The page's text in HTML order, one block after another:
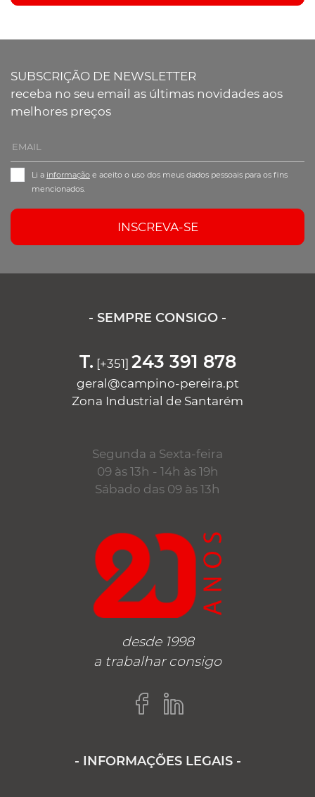
SUBSCRIÇÃO DE NEWSLETTER
receba no seu email as últimas novidades aos
melhores preços
Li a informação e aceito o uso dos meus dados pessoais para os fins
mencionados.
INSCREVA-SE
- SEMPRE CONSIGO -
T. [+351] 243 391 878
geral@campino-pereira.pt
Zona Industrial de Santarém
Segunda a Sexta-feira
09 às 13h - 14h às 19h
Sábado das 09 às 13h
desde 1998
a trabalhar consigo
- INFORMAÇÕES LEGAIS -